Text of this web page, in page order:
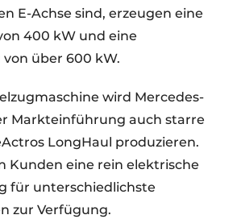
E-Achse sind, erzeugen eine
400 kW und eine
über 600 kW.
wird Mercedes-
Markteinführung auch starre
LongHaul produzieren.
Kunden eine rein elektrische
für unterschiedlichste
zur Verfügung.